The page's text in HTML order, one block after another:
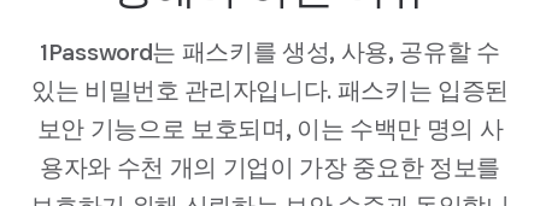
1Password는 패스키를 생성, 사용, 공유할 수
있는 비밀번호 관리자입니다. 패스키는 입증된
보안 기능으로 보호되며, 이는 수백만 명의 사
용자와 수천 개의 기업이 가장 중요한 정보를